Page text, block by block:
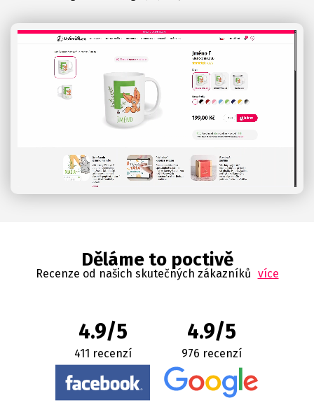
Děláme to poctivě
Recenze od našich skutečných zákazníků více
4.9/5
411 recenzí
4.9/5
976 recenzí